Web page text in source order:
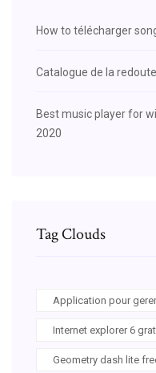
How to télécharger
Catalogue de la
Best music player for
2020
Tag Clouds
Application pour
Internet explorer 6
Geometry dash lite